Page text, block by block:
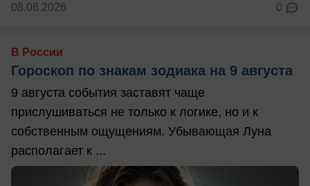
08.08.2026 0
В России
Гороскоп по знакам зодиака на 9 августа
9 августа события заставят чаще
прислушиваться не только к логике, но и к
собственным ощущениям. Убывающая Луна
располагает к ...